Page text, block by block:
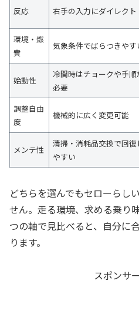
反応 右手の入力にダイレクト
環境・燃
費
気象条件でばらつきやす
始動性
冷間時はチョークや手順
必要
調整自由
度
機械的に広く変更可能
メンテ性
清掃・消耗品交換で回復
やすい
どちらを選んでもセローらし
せん。走る環境、求める乗り
つの軸で見比べると、自分に
ります。
スポンサ